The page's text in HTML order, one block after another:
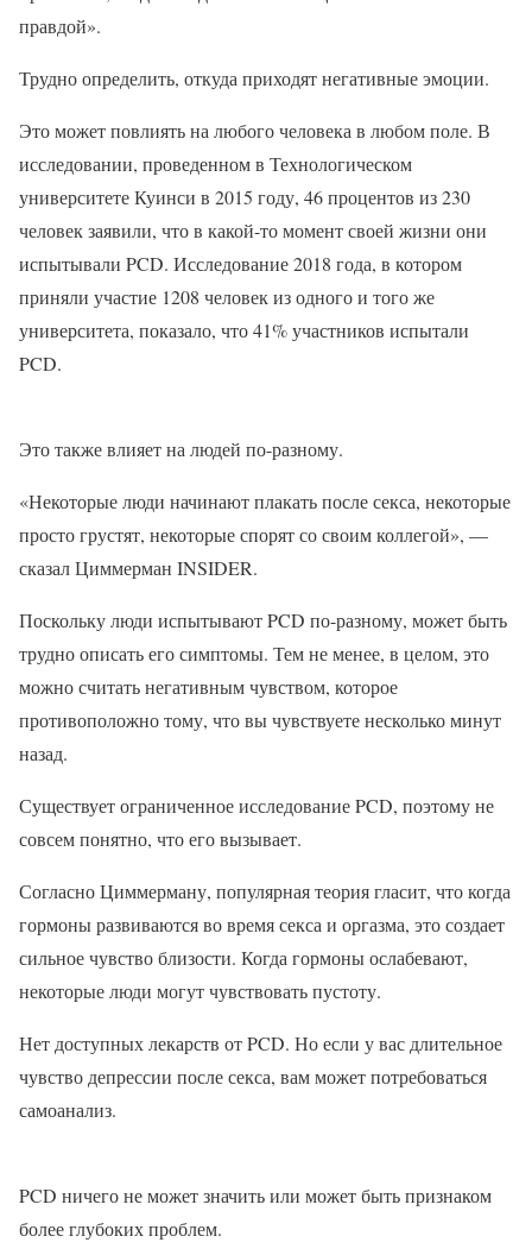
правдой».
Трудно определить, откуда приходят негативные эмоции.
Это может повлиять на любого человека в любом поле. В
исследовании, проведенном в Технологическом
университете Куинси в 2015 году, 46 процентов из 230
человек заявили, что в какой-то момент своей жизни они
испытывали PCD. Исследование 2018 года, в котором
приняли участие 1208 человек из одного и того же
университета, показало, что 41% участников испытали
PCD.
Это также влияет на людей по-разному.
«Некоторые люди начинают плакать после секса, некоторые
просто грустят, некоторые спорят со своим коллегой», —
сказал Циммерман INSIDER.
Поскольку люди испытывают PCD по-разному, может быть
трудно описать его симптомы. Тем не менее, в целом, это
можно считать негативным чувством, которое
противоположно тому, что вы чувствуете несколько минут
назад.
Существует ограниченное исследование PCD, поэтому не
совсем понятно, что его вызывает.
Согласно Циммерману, популярная теория гласит, что когда
гормоны развиваются во время секса и оргазма, это создает
сильное чувство близости. Когда гормоны ослабевают,
некоторые люди могут чувствовать пустоту.
Нет доступных лекарств от PCD. Но если у вас длительное
чувство депрессии после секса, вам может потребоваться
самоанализ.
PCD ничего не может значить или может быть признаком
более глубоких проблем.